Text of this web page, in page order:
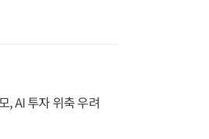
, AI 투자 위축 우려